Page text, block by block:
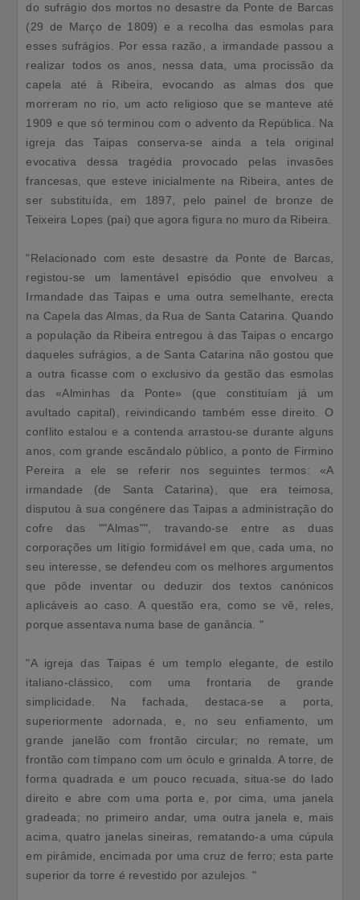
do sufrágio dos mortos no desastre da Ponte de Barcas
(29 de Março de 1809) e a recolha das esmolas para
esses sufrágios. Por essa razão, a irmandade passou a
realizar todos os anos, nessa data, uma procissão da
capela até à Ribeira, evocando as almas dos que
morreram no rio, um acto religioso que se manteve até
1909 e que só terminou com o advento da República. Na
igreja das Taipas conserva-se ainda a tela original
evocativa dessa tragédia provocado pelas invasões
francesas, que esteve inicialmente na Ribeira, antes de
ser substituída, em 1897, pelo painel de bronze de
Teixeira Lopes (pai) que agora figura no muro da Ribeira.
"Relacionado com este desastre da Ponte de Barcas,
registou-se um lamentável episódio que envolveu a
Irmandade das Taipas e uma outra semelhante, erecta
na Capela das Almas, da Rua de Santa Catarina. Quando
a população da Ribeira entregou à das Taipas o encargo
daqueles sufrágios, a de Santa Catarina não gostou que
a outra ficasse com o exclusivo da gestão das esmolas
das «Alminhas da Ponte» (que constituíam já um
avultado capital), reivindicando também esse direito. O
conflito estalou e a contenda arrastou-se durante alguns
anos, com grande escândalo público, a ponto de Firmino
Pereira a ele se referir nos seguintes termos: «A
irmandade (de Santa Catarina), que era teimosa,
disputou à sua congénere das Taipas a administração do
cofre das ""Almas"", travando-se entre as duas
corporações um litígio formidável em que, cada uma, no
seu interesse, se defendeu com os melhores argumentos
que pôde inventar ou deduzir dos textos canónicos
aplicáveis ao caso. A questão era, como se vê, reles,
porque assentava numa base de ganância. "
"A igreja das Taipas é um templo elegante, de estilo
italiano-clássico, com uma frontaria de grande
simplicidade. Na fachada, destaca-se a porta,
superiormente adornada, e, no seu enfiamento, um
grande janelão com frontão circular; no remate, um
frontão com tímpano com um óculo e grinalda. A torre, de
forma quadrada e um pouco recuada, situa-se do lado
direito e abre com uma porta e, por cima, uma janela
gradeada; no primeiro andar, uma outra janela e, mais
acima, quatro janelas sineiras, rematando-a uma cúpula
em pirâmide, encimada por uma cruz de ferro; esta parte
superior da torre é revestido por azulejos. "